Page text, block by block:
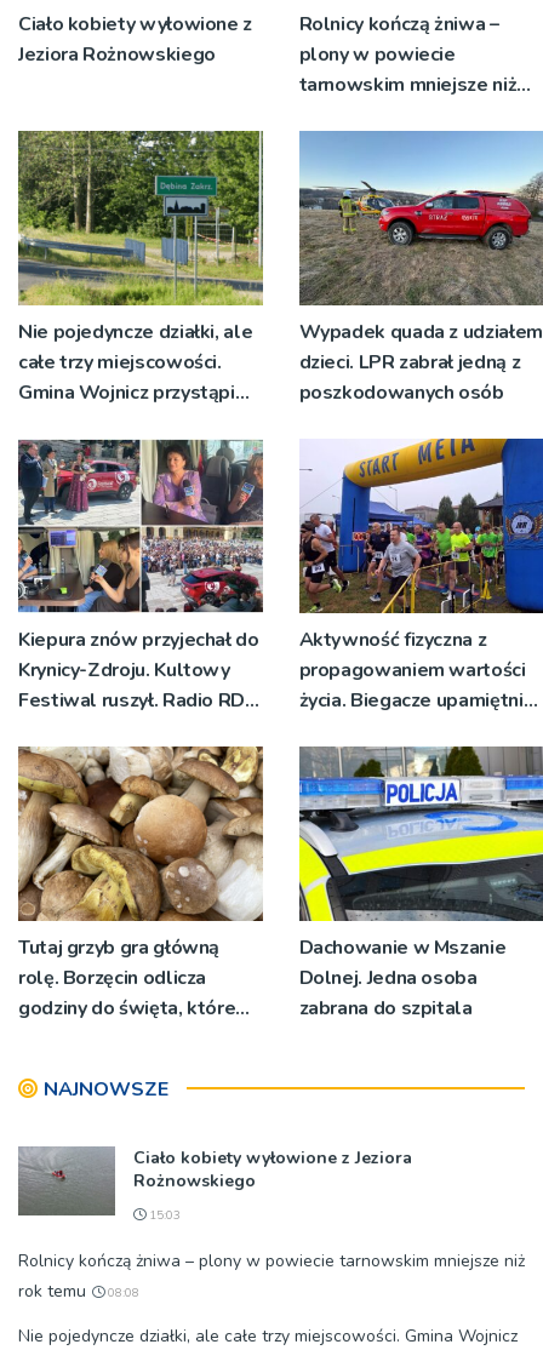
Ciało kobiety wyłowione z
Jeziora Rożnowskiego
Rolnicy kończą żniwa –
plony w powiecie
tarnowskim mniejsze niż
Nie pojedyncze działki, ale
całe trzy miejscowości.
Gmina Wojnicz przystąpi
planistycznych
Wypadek quada z udziałem
dzieci. LPR zabrał jedną z
poszkodowanych osób
Kiepura znów przyjechał do
Krynicy-Zdroju. Kultowy
Festiwal ruszył. Radio RDN
żywo [ZDJĘCIA]
Aktywność fizyczna z
propagowaniem wartości
życia. Biegacze upamiętnili
Tutaj grzyb gra główną
rolę. Borzęcin odlicza
godziny do święta, które
Dachowanie w Mszanie
Dolnej. Jedna osoba
zabrana do szpitala
NAJNOWSZE
Ciało kobiety wyłowione z Jeziora
Rożnowskiego
15:03
Rolnicy kończą żniwa – plony w powiecie tarnowskim mniejsze niż
rok temu
08:08
Nie pojedyncze działki, ale całe trzy miejscowości. Gmina Wojnicz